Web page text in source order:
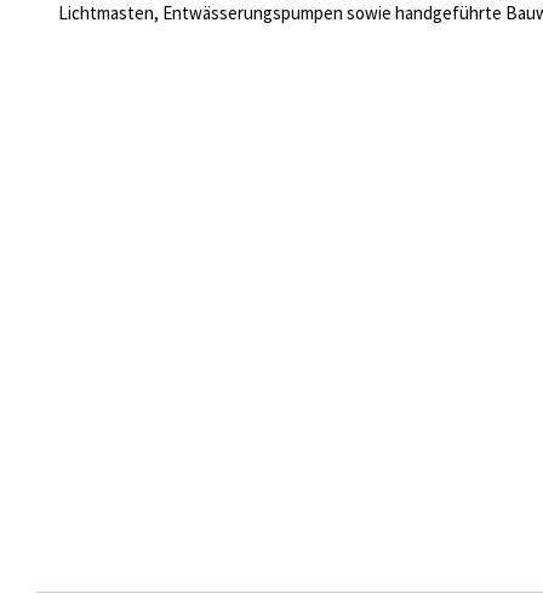
Lichtmasten, Entwässerungspumpen sowie handgeführte